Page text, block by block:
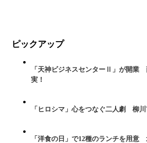
ピックアップ
「天神ビジネスセンターⅡ」が開業
実！
「ヒロシマ」心をつなぐ二人劇 柳
「洋食の日」で12種のランチを用意